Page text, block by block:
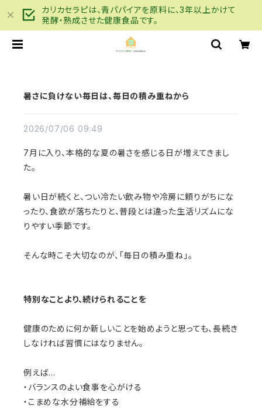
カリカセラピは、青パパイアを原料に、3年以上かけて
発酵・熟成させた健康食品です。
暑さに負けない毎日は、毎日の積み重ねから
2026/07/06 09:49
7月に入り、本格的な夏の暑さを感じる日が増えてきまし
た。
暑い日が続くと、つい冷たい飲み物や冷房に頼りがちにな
ったり、食欲が落ちたりと、普段とは違った生活リズムにな
りやすい季節です。
そんな時こそ大切なのが、「毎日の積み重ね」。
特別なことより、続けられることを
健康のために何か新しいことを始めようと思っても、長続き
しなければ習慣にはなりません。
例えば…
・バランスのよい食事を心がける
・こまめな水分補給をする